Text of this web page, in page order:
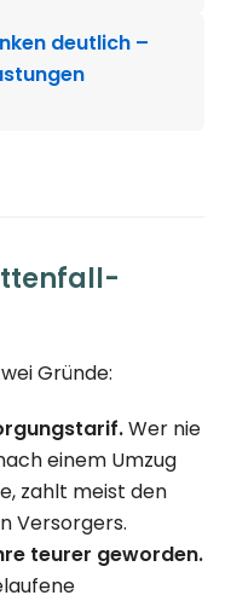
deutlich –
Gründe:
Wer nie
einem Umzug
zahlt meist den
Versorgers.
teurer geworden.